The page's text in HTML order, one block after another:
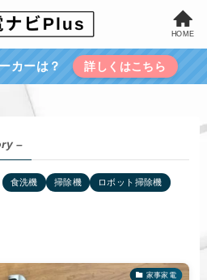
HOME
カーは？ 詳しくはこちら
–
食洗機 掃除機
ロボット掃除機
家事家電